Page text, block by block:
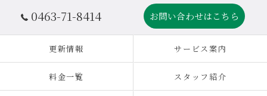
0463-71-8414 お問い合わせはこちら
更新情報 サービス案内
料金一覧 スタッフ紹介